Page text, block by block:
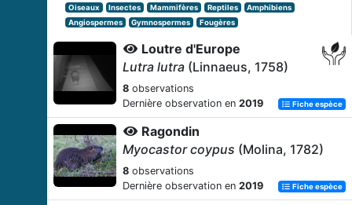
Oiseaux
Insectes Mammifères Reptiles
Amphibiens
Angiospermes
Gymnospermes Fougères
Loutre d'Europe
Lutra lutra (Linnaeus, 1758)
8 observations
Dernière observation en 2019 Fiche espèce
Ragondin
Myocastor coypus (Molina, 1782)
8 observations
Dernière observation en 2019 Fiche espèce